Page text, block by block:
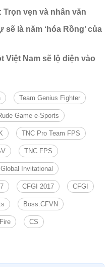
vẹn và nhân văn
là năm ‘hóa Rồng’ của
Nam sẽ lộ diện vào
Team Genius Fighter
Game e-Sports
TNC Pro Team FPS
TNC FPS
Invitational
CFGI 2017 CFGI
Boss.CFVN
CS